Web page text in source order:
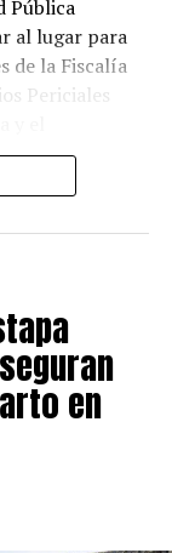
Pública
al lugar para
de la Fiscalía
Periciales
las
crimen y dar
en